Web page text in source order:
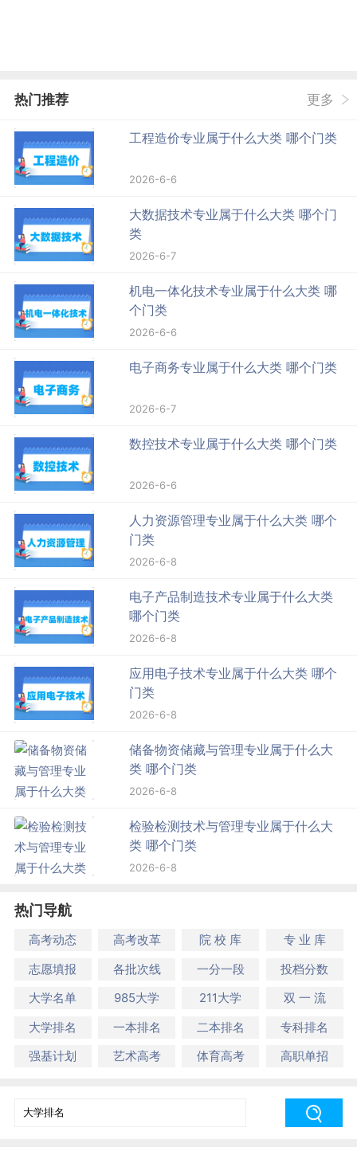
热门推荐 更多
工程造价专业属于什么大类 哪个门类
2026-6-6
大数据技术专业属于什么大类 哪个门
类
2026-6-7
机电一体化技术专业属于什么大类 哪
个门类
2026-6-6
电子商务专业属于什么大类 哪个门类
2026-6-7
数控技术专业属于什么大类 哪个门类
2026-6-6
人力资源管理专业属于什么大类 哪个
门类
2026-6-8
电子产品制造技术专业属于什么大类
哪个门类
2026-6-8
应用电子技术专业属于什么大类 哪个
门类
2026-6-8
储备物资储藏与管理专业属于什么大
类 哪个门类
2026-6-8
检验检测技术与管理专业属于什么大
类 哪个门类
2026-6-8
热门导航
高考动态 高考改革 院 校 库
专 业 库
志愿填报
各批次线 一分一段
投档分数
大学名单
985大学 211大学
双 一 流
大学排名
一本排名 二本排名
专科排名
强基计划
艺术高考 体育高考 高职单招